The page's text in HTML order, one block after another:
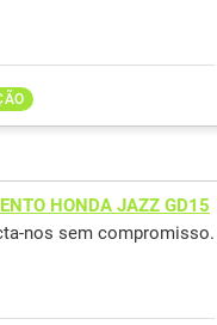
HONDA JAZZ GD15
nos sem compromisso.